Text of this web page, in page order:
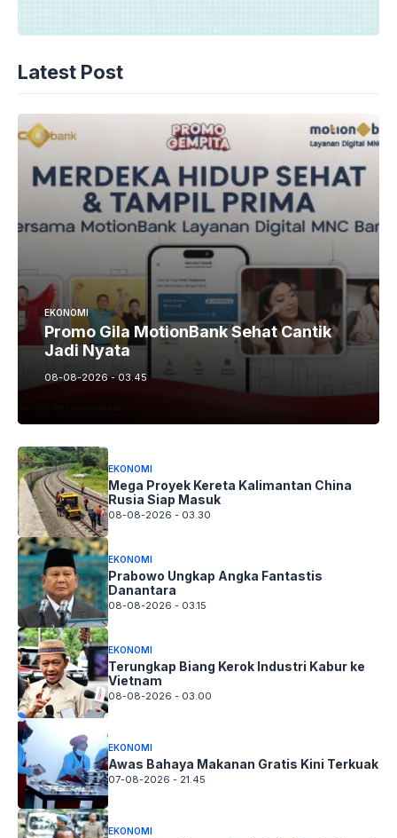
Latest Post
EKONOMI
Promo Gila MotionBank Sehat Cantik
Jadi Nyata
08-08-2026 - 03.45
EKONOMI
Mega Proyek Kereta Kalimantan China
Rusia Siap Masuk
08-08-2026 - 03.30
EKONOMI
Prabowo Ungkap Angka Fantastis
Danantara
08-08-2026 - 03.15
EKONOMI
Terungkap Biang Kerok Industri Kabur ke
Vietnam
08-08-2026 - 03.00
EKONOMI
Awas Bahaya Makanan Gratis Kini Terkuak
07-08-2026 - 21.45
EKONOMI